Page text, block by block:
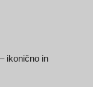
ikonično in